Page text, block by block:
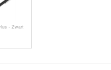
- Zwart